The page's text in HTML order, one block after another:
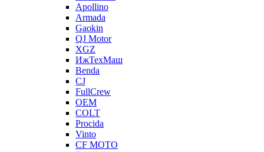
Apollino
Armada
Gaokin
QJ Motor
XGZ
ИжТехМаш
Benda
CJ
FullCrew
OEM
COLT
Procida
Vinto
CF MOTO